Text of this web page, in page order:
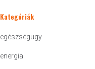
Kategóriák
egészségügy
energia